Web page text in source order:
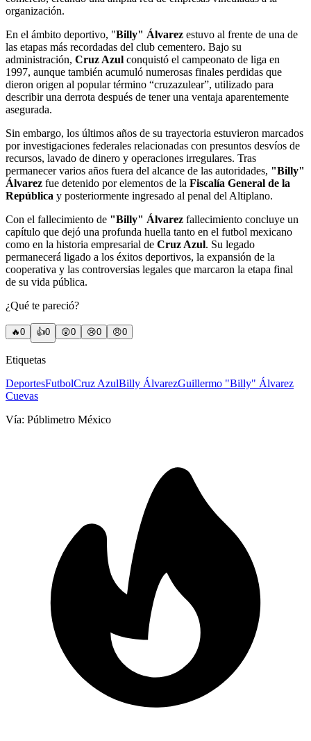
organización.
En el ámbito deportivo, "Billy" Álvarez estuvo al frente de una de
las etapas más recordadas del club cementero. Bajo su
administración, Cruz Azul conquistó el campeonato de liga en
1997, aunque también acumuló numerosas finales perdidas que
dieron origen al popular término “cruzazulear”, utilizado para
describir una derrota después de tener una ventaja aparentemente
asegurada.
Sin embargo, los últimos años de su trayectoria estuvieron marcados
por investigaciones federales relacionadas con presuntos desvíos de
recursos, lavado de dinero y operaciones irregulares. Tras
permanecer varios años fuera del alcance de las autoridades, "Billy"
Álvarez fue detenido por elementos de la Fiscalía General de la
República y posteriormente ingresado al penal del Altiplano.
Con el fallecimiento de "Billy" Álvarez fallecimiento concluye un
capítulo que dejó una profunda huella tanto en el futbol mexicano
como en la historia empresarial de Cruz Azul. Su legado
permanecerá ligado a los éxitos deportivos, la expansión de la
cooperativa y las controversias legales que marcaron la etapa final
de su vida pública.
¿Qué te pareció?
🔥0 👍0 😲0 😢0 😠0
Etiquetas
DeportesFutbolCruz AzulBilly ÁlvarezGuillermo "Billy" Álvarez
Cuevas
Vía: Públimetro México